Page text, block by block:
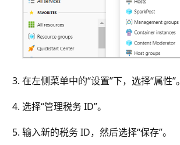
在左侧菜单中的“设置”下，选择“属性”。
选择“管理税务 ID”。
输入新的税务 ID，然后选择“保存”。